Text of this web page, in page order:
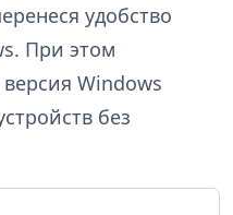
удобство
При этом
Windows
без